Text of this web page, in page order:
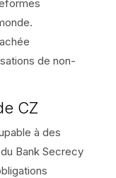
de non-
CZ
à des
Bank Secrecy